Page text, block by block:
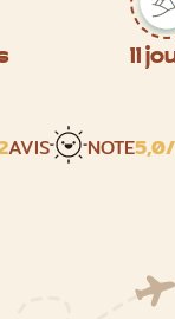
11
AVIS NOTE5,0